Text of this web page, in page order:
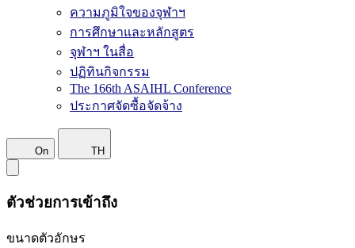
ความภูมิใจของจุฬาฯ
การศึกษาและหลักสูตร
จุฬาฯ ในสื่อ
ปฏิทินกิจกรรม
The 166th ASAIHL Conference
ประกาศจัดซื้อจัดจ้าง
On TH
ตัวช่วยการเข้าถึง
ขนาดตัวอักษร